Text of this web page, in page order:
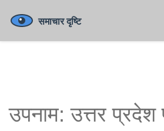
उपनाम: उत्तर प्रदेश